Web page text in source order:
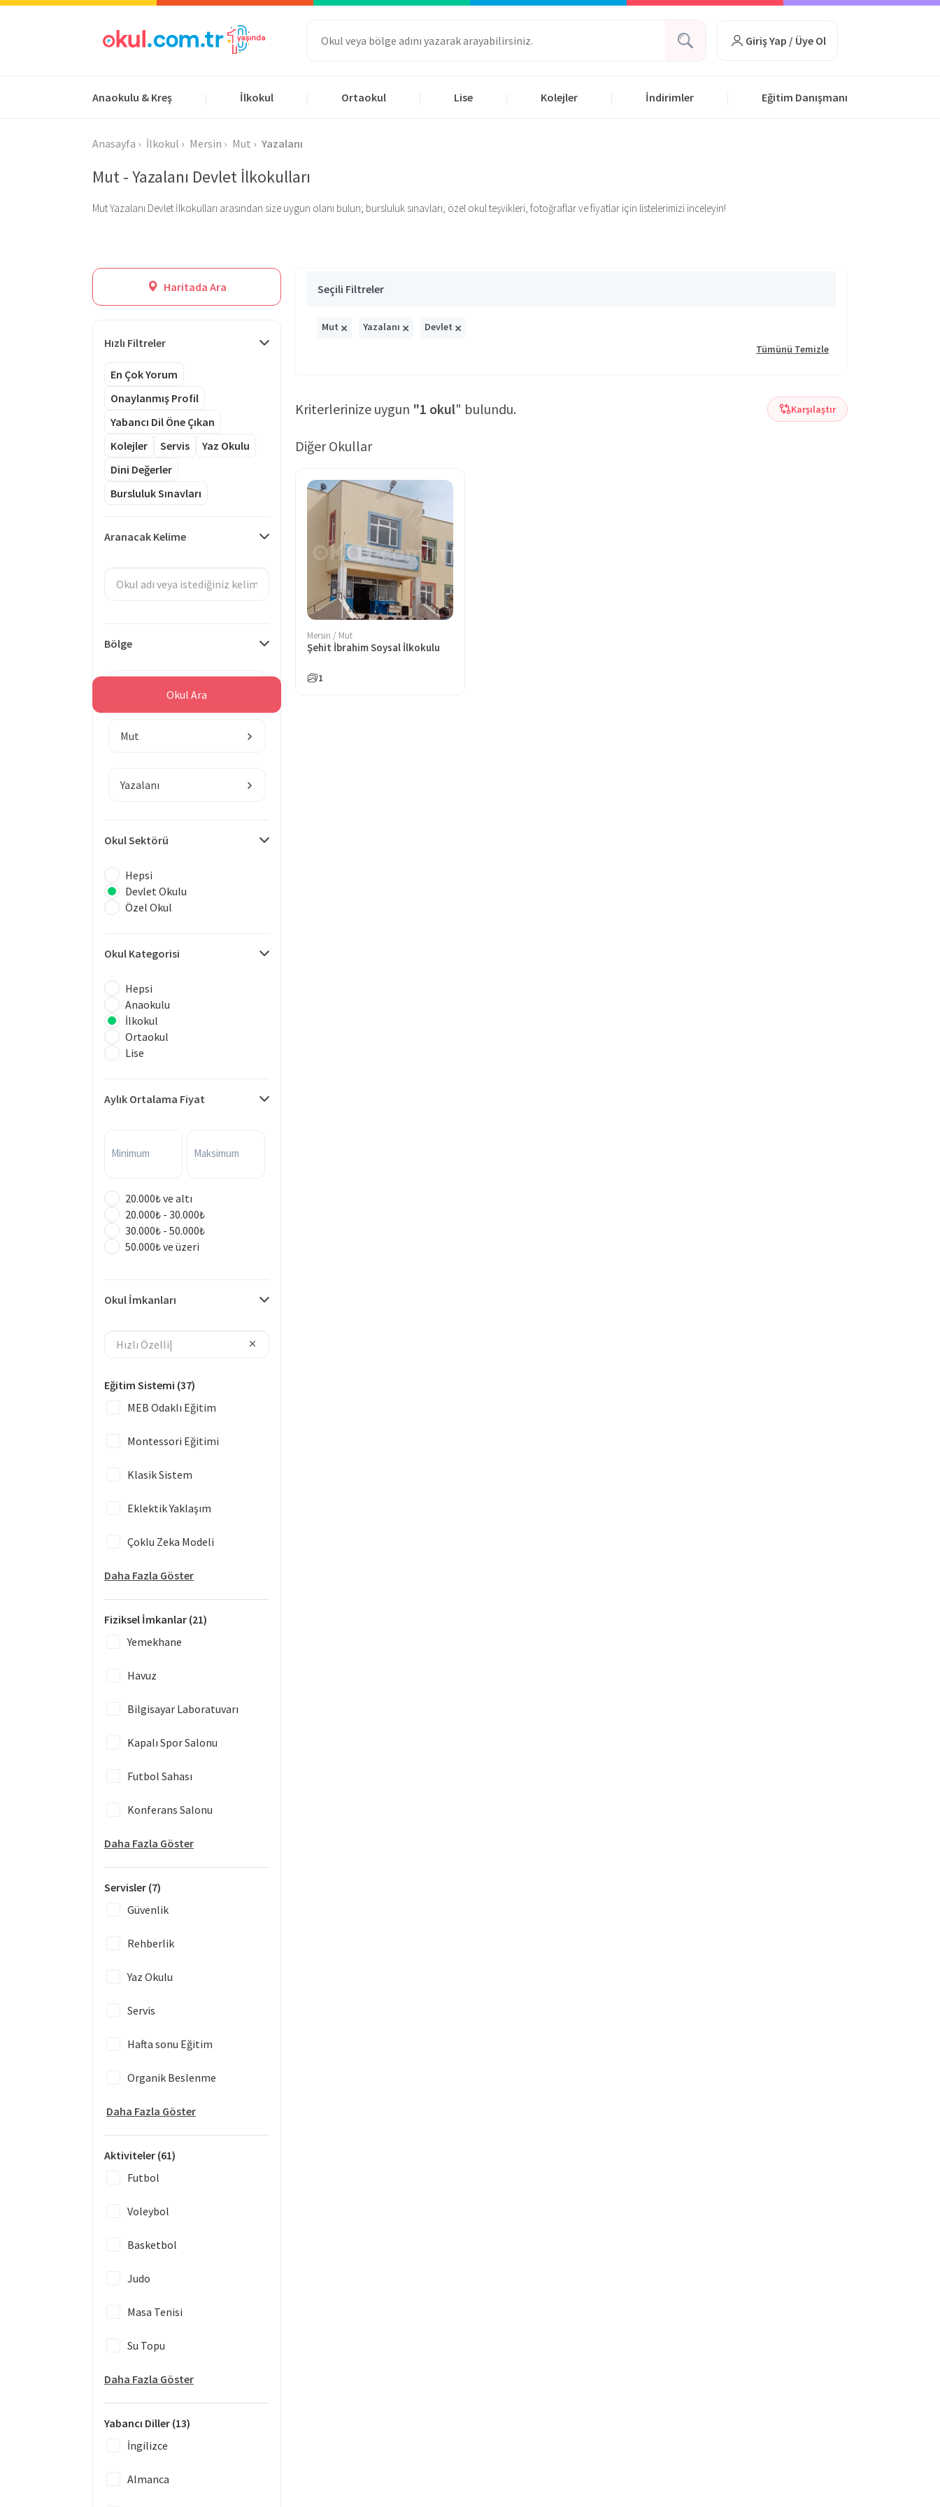
Giriş Yap / Üye Ol
Anaokulu & Kreş İlkokul Ortaokul Lise Kolejler İndirimler Eğitim Danışmanı
Anasayfa İlkokul Mersin Mut Yazalanı
Mut - Yazalanı Devlet İlkokulları
Mut Yazalanı Devlet İlkokulları arasından size uygun olanı bulun; bursluluk sınavları, özel okul teşvikleri, fotoğraflar ve fiyatlar için listelerimizi inceleyin!
Haritada Ara
Hızlı Filtreler
En Çok Yorum
Onaylanmış Profil
Yabancı Dil Öne Çıkan
Kolejler
Servis
Yaz Okulu
Dini Değerler
Bursluluk Sınavları
Aranacak Kelime
Bölge
Mut
Yazalanı
Okul Sektörü
Hepsi
Devlet Okulu
Özel Okul
Okul Kategorisi
Hepsi
Anaokulu
İlkokul
Ortaokul
Lise
Aylık Ortalama Fiyat
Minimum Maksimum
20.000₺ ve altı
20.000₺ - 30.000₺
30.000₺ - 50.000₺
50.000₺ ve üzeri
Okul İmkanları
Eğitim Sistemi (37)
MEB Odaklı Eğitim
Montessori Eğitimi
Klasik Sistem
Eklektik Yaklaşım
Çoklu Zeka Modeli
Daha Fazla Göster
Fiziksel İmkanlar (21)
Yemekhane
Havuz
Bilgisayar Laboratuvarı
Kapalı Spor Salonu
Futbol Sahası
Konferans Salonu
Daha Fazla Göster
Servisler (7)
Güvenlik
Rehberlik
Yaz Okulu
Servis
Hafta sonu Eğitim
Organik Beslenme
Daha Fazla Göster
Aktiviteler (61)
Futbol
Voleybol
Basketbol
Judo
Masa Tenisi
Su Topu
Daha Fazla Göster
Yabancı Diller (13)
İngilizce
Almanca
Okul Ara
Seçili Filtreler
Mut × Yazalanı × Devlet ×
Tümünü Temizle
Kriterlerinize uygun "1 okul" bulundu. Karşılaştır
Diğer Okullar
Mersin / Mut
Şehit İbrahim Soysal İlkokulu
1